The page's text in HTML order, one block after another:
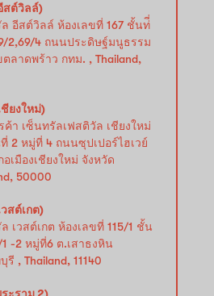
สต์วิลล์)
อีสต์วิลล์ ห้องเลขที่ 167 ชั้นท่ี่
2,69/4 ถนนประดิษฐ์มนูธรรม
ลาดพร้าว กทม. , Thailand,
ยงใหม่)
ค้า เซ็นทรัลเฟสติวัล เชียงใหม่
2 หมู่ที่ 4 ถนนซุปเปอร์ไฮเวย์
เมืองเชียงใหม่ จังหวัด
50000
สต์เกต)
เวสต์เกต ห้องเลขที่ 115/1 ชั้น
1 -2 หมู่ที่6 ต.เสาธงหิน
, Thailand, 11140